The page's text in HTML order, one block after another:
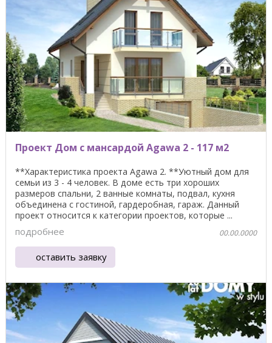
Проект Дом с мансардой Agawa 2 - 117 м2
**Характеристика проекта Agawa 2. **Уютный дом для
семьи из 3 - 4 человек. В доме есть три хороших
размеров спальни, 2 ванные комнаты, подвал, кухня
объединена с гостиной, гардеробная, гараж. Данный
проект относится к категории проектов, которые ...
подробнее 00.00.0000
оставить заявку